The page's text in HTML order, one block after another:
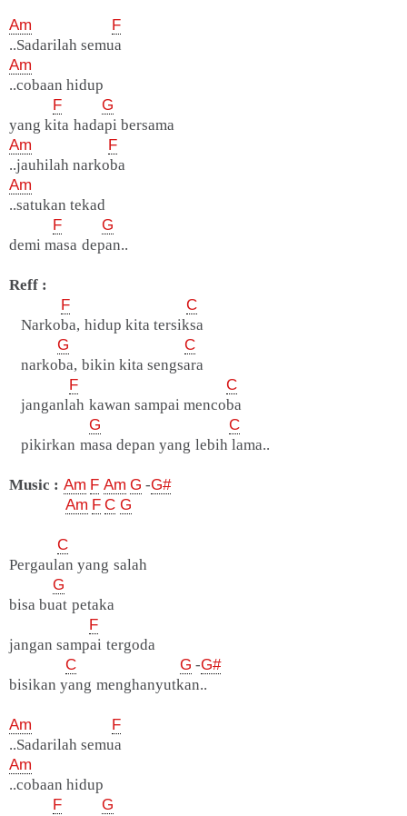
Am
F
..Sadarilah semua
Am
..cobaan hidup
F
G
yang kita hadapi bersama
Am
F
..jauhilah narkoba
Am
..satukan tekad
F
G
demi masa depan..
Reff :
F
C
Narkoba, hidup kita tersiksa
G
C
narkoba, bikin kita sengsara
F
C
janganlah kawan sampai mencoba
G
C
pikirkan masa depan yang lebih lama..
Music : Am F Am G -G#
Am F C G
C
Pergaulan yang salah
G
bisa buat petaka
F
jangan sampai tergoda
C
G -G#
bisikan yang menghanyutkan..
Am
F
..Sadarilah semua
Am
..cobaan hidup
F
G